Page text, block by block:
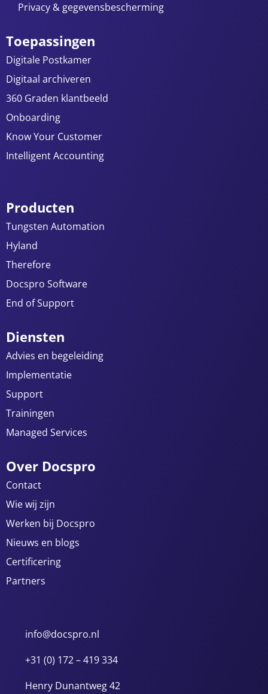
Privacy & gegevensbescherming
Toepassingen
Digitale Postkamer
Digitaal archiveren
360 Graden klantbeeld
Onboarding
Know Your Customer
Intelligent Accounting
Producten
Tungsten Automation
Hyland
Therefore
Docspro Software
End of Support
Diensten
Advies en begeleiding
Implementatie
Support
Trainingen
Managed Services
Over Docspro
Contact
Wie wij zijn
Werken bij Docspro
Nieuws en blogs
Certificering
Partners
info@docspro.nl
+31 (0) 172 – 419 334
Henry Dunantweg 42